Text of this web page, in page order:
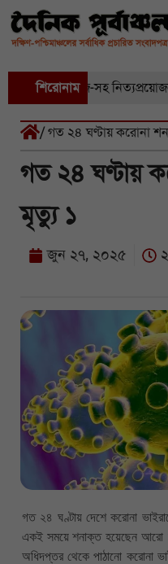
শিরোনাম
সবজি-সহ
/ গত ২৪ ঘণ্টায় করোনা
গত ২৪ ঘণ্টায়
মৃত্যু ১
জুন ২৭, ২০২৫
গত ২৪ ঘণ্টায় দেশে করোনা
একই সময়ে শনাক্ত হয়েছেন আরো
অধিদপ্তর থেকে পাঠানো করোনা